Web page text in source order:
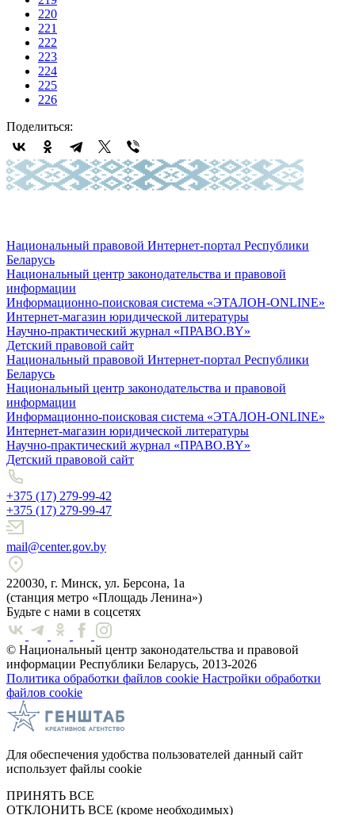
220
221
222
223
224
225
226
Поделиться:
Национальный правовой Интернет-портал Республики
Беларусь
Национальный центр законодательства и правовой
информации
Информационно-поисковая система «ЭТАЛОН-ONLINE»
Интернет-магазин юридической литературы
Научно-практический журнал «ПРАВО.BY»
Детский правовой сайт
Национальный правовой Интернет-портал Республики
Беларусь
Национальный центр законодательства и правовой
информации
Информационно-поисковая система «ЭТАЛОН-ONLINE»
Интернет-магазин юридической литературы
Научно-практический журнал «ПРАВО.BY»
Детский правовой сайт
+375 (17) 279-99-42
+375 (17) 279-99-47
mail@center.gov.by
220030, г. Минск, ул. Берсона, 1а
(станция метро «Площадь Ленина»)
Будьте с нами в соцсетях
© Национальный центр законодательства и правовой
информации Республики Беларусь, 2013-2026
Политика обработки файлов cookie Настройки обработки
файлов cookie
Для обеспечения удобства пользователей данный сайт
использует файлы cookie
ПРИНЯТЬ ВСЕ
ОТКЛОНИТЬ ВСЕ (кроме необходимых)